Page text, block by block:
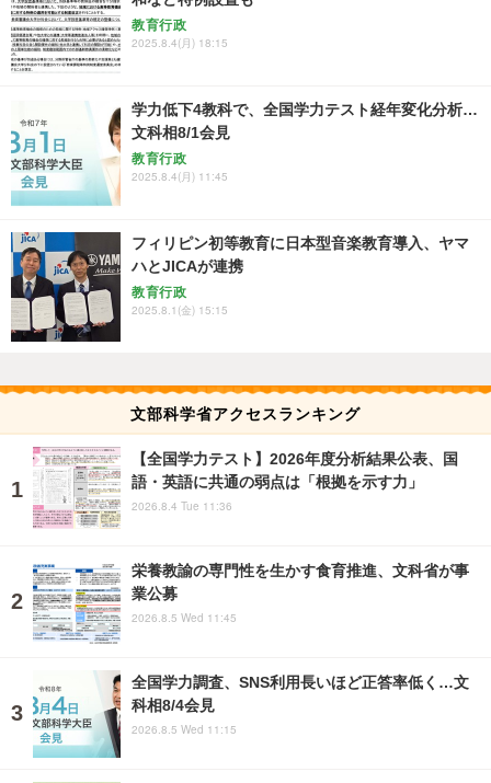
教育行政
2025.8.4(月) 18:15
学力低下4教科で、全国学力テスト経年変化分析…
文科相8/1会見
教育行政
2025.8.4(月) 11:45
フィリピン初等教育に日本型音楽教育導入、ヤマ
ハとJICAが連携
教育行政
2025.8.1(金) 15:15
文部科学省アクセスランキング
【全国学力テスト】2026年度分析結果公表、国
語・英語に共通の弱点は「根拠を示す力」
2026.8.4 Tue 11:36
栄養教諭の専門性を生かす食育推進、文科省が事
業公募
2026.8.5 Wed 11:45
全国学力調査、SNS利用長いほど正答率低く…文
科相8/4会見
2026.8.5 Wed 11:15